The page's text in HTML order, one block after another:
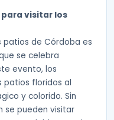
para visitar los
patios de Córdoba es
se celebra
evento, los
patios floridos al
y colorido. Sin
se pueden visitar